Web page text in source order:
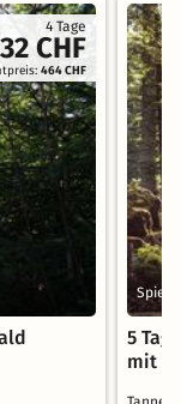
4 Tage
CHF
464 CHF
5
mit